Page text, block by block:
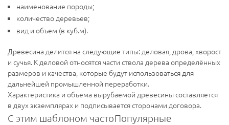
наименование породы;
количество деревьев;
вид и объем (в куб.м).
Древесина делится на следующие типы: деловая, дрова, хворост
и сучья. К деловой относятся части ствола дерева определённых
размеров и качества, которые будут использоваться для
дальнейшей промышленной переработки.
Характеристика и объема вырубаемой древесины составляется
в двух экземплярах и подписывается сторонами договора.
С этим шаблоном частоПопулярные